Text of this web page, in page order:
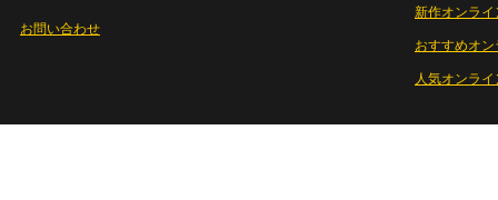
お問い合わせ
新作オンライ
おすすめオ
人気オンラ